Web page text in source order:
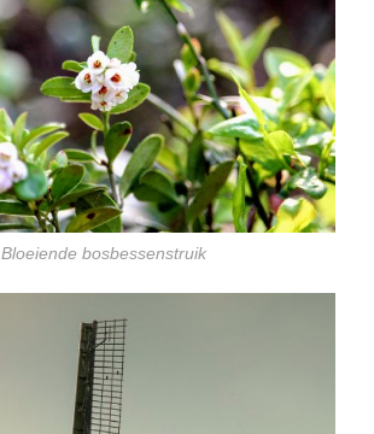
Bloeiende bosbessenstruik